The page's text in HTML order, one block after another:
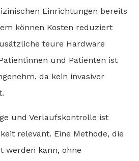
Einrichtungen bereits
können Kosten reduziert
teure Hardware
und Patienten ist
da kein invasiver
und Verlaufskontrolle ist
relevant. Eine Methode, die
werden kann, ohne